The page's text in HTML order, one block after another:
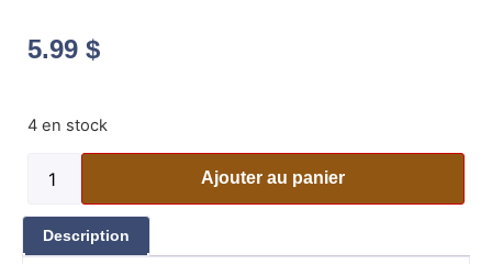
5.99 $
4 en stock
Ajouter au panier
Description